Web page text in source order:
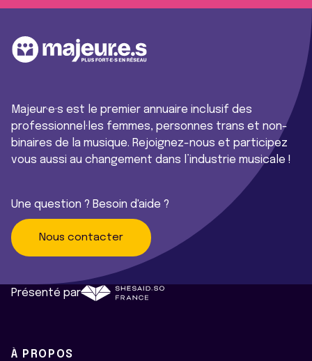
Majeur·e·s est le premier annuaire inclusif des
professionnel·les femmes, personnes trans et non-
binaires de la musique. Rejoignez-nous et participez
vous aussi au changement dans l’industrie musicale !
Une question ? Besoin d'aide ?
Nous contacter
Présenté par
À PROPOS